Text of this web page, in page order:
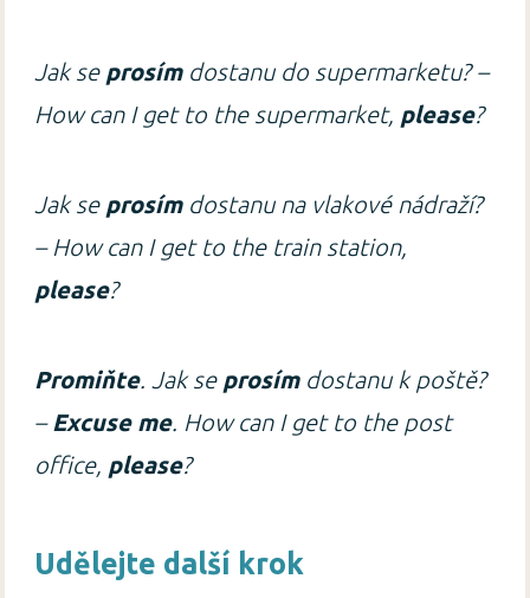
Jak se prosímdostanu do supermarketu? –
How can I get to the supermarket, please?
Jak se prosímdostanu na vlakové nádraží?
– How can I get to the train station,
please?
Promiňte. Jak se prosímdostanu k poště?
– Excuse me. How can I get to the post
office, please?
Udělejte další krok